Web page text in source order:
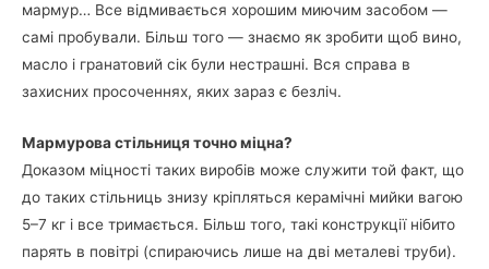
мармур… Все відмивається хорошим миючим засобом —
самі пробували. Більш того — знаємо як зробити щоб вино,
масло і гранатовий сік були нестрашні. Вся справа в
захисних просоченнях, яких зараз є безліч.
Мармурова стільниця точно міцна?
Доказом міцності таких виробів може служити той факт, що
до таких стільниць знизу кріпляться керамічні мийки вагою
5–7 кг і все тримається. Більш того, такі конструкції нібито
парять в повітрі (спираючись лише на дві металеві труби).